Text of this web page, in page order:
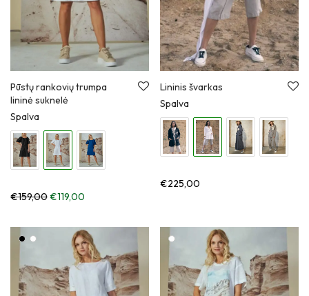
Pūstų rankovių trumpa
lininė suknelė
Spalva
€159,00Anksčiau kaina buvo: €159,00.
€119,00
Lininis švarkas
Spalva
€225,00